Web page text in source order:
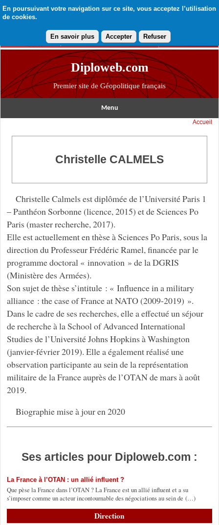
En poursuivant votre navigation sur ce site, vous acceptez l’utilisation
de cookies.
En savoir plus Accepter Refuser
Diploweb.com
Premier site de Géopolitique français
Menu
Accueil
Christelle CALMELS
Christelle Calmels est diplômée de l’Université Paris 1
– Panthéon Sorbonne (licence, 2015) et de Sciences Po
Paris (master recherche, 2017).
Elle est actuellement en thèse à Sciences Po Paris, sous la
direction du Professeur Frédéric Ramel, financée par le
programme doctoral « innovation » de la DGRIS
(Ministère des Armées).
Son sujet de thèse s’intitule : « Influence in a military
alliance : the case of France at NATO (2009-2019) ».
Dans le cadre de ses recherches, elle a effectué un séjour
de recherche à la School of Advanced International
Studies de l’Université Johns Hopkins à Washington
(janvier-février 2019). Elle a également réalisé une
observation participante au sein de la représentation
militaire de la France auprès de l’OTAN de mars à août
2019.
Biographie mise à jour en 2020
Ses articles pour Diploweb.com :
La France à l’OTAN : un allié influent ?
Que pèse la France dans l’OTAN ? La France est un allié influent et a su
s’imposer comme un acteur incontournable des négociations au sein de (…)
Direction